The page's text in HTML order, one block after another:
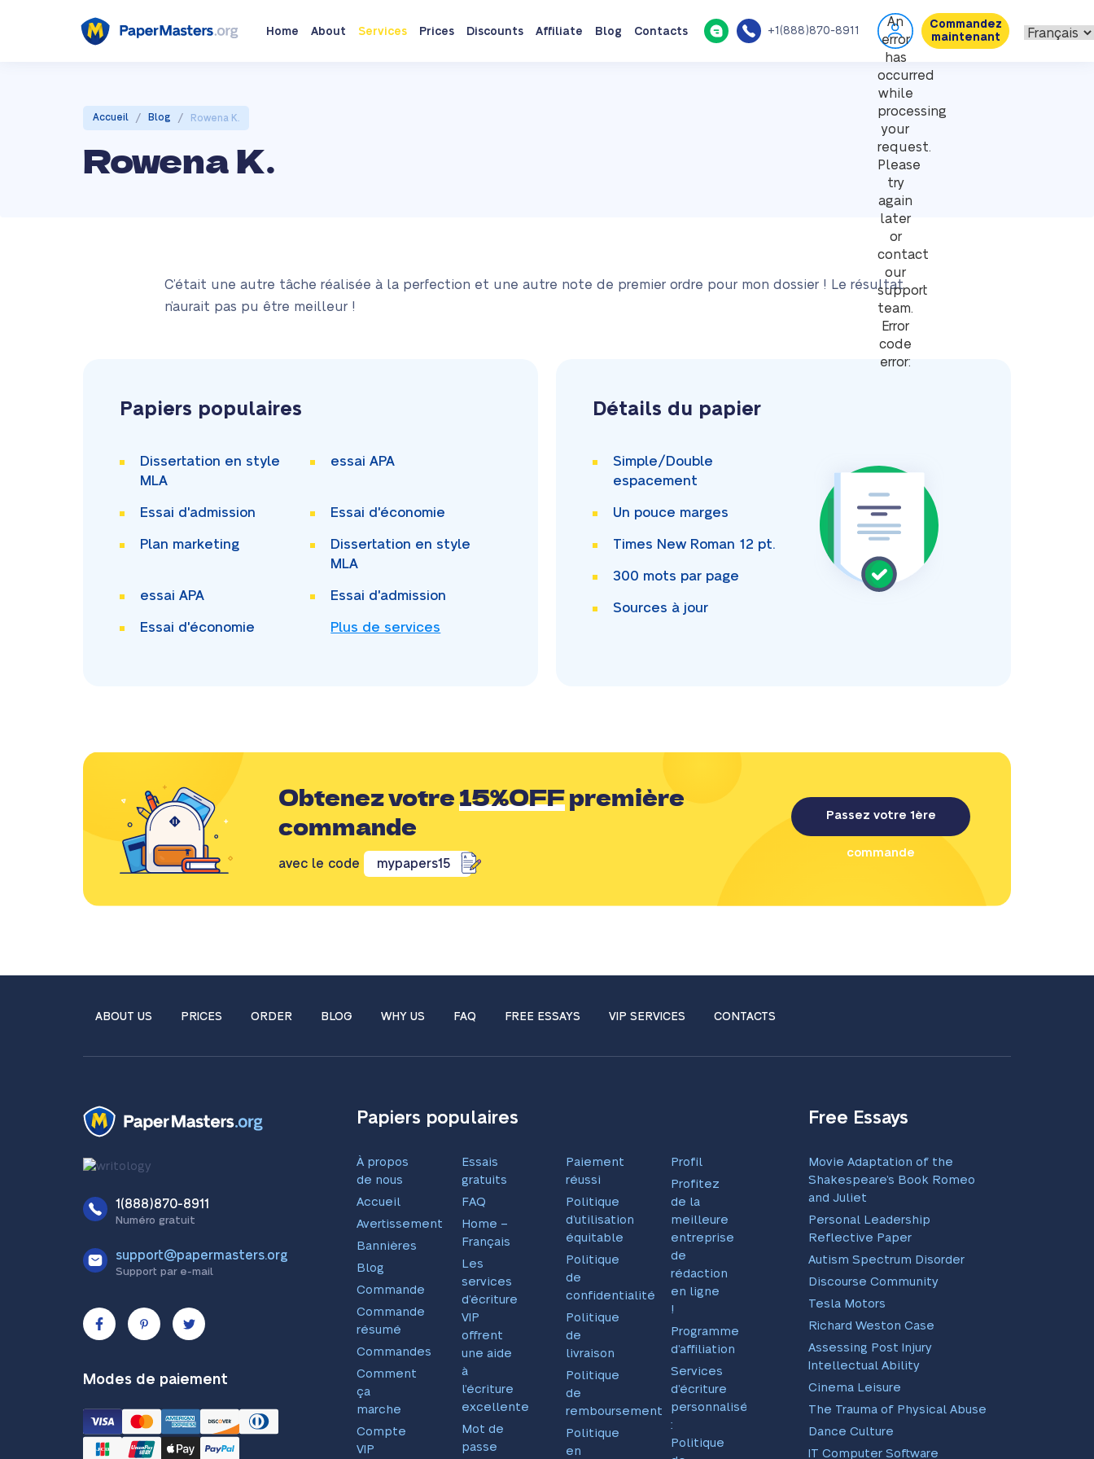
Home About Services Prices Discounts Affiliate Blog Contacts +1(888)870-8911
An
error
has
occurred
while
processing
your
request.
Please
try
again
later
or
contact
our
support
team.
Error
code
error:
Commandez
maintenant
Accueil / Blog / Rowena K.
Rowena K.
C’était une autre tâche réalisée à la perfection et une autre note de premier ordre pour mon dossier ! Le résultat
n’aurait pas pu être meilleur !
Papiers populaires
Dissertation en style
MLA
essai APA
Essai d'admission Essai d'économie
Plan marketing
Dissertation en style
MLA
essai APA Essai d'admission
Essai d'économie Plus de services
Détails du papier
Simple/Double
espacement
Un pouce marges
Times New Roman 12 pt.
300 mots par page
Sources à jour
Obtenez votre15%OFFpremière
commande
avec le code mypapers15
Passez votre 1ère
commande
ABOUT US PRICES ORDER BLOG WHY US FAQ FREE ESSAYS VIP SERVICES CONTACTS
1(888)870-8911
Numéro gratuit
support@papermasters.org
Support par e-mail
Modes de paiement
Papiers populaires
À propos
de nous
Accueil
Avertissement
Bannières
Blog
Commande
Commande
résumé
Commandes
Comment
ça
marche
Compte
VIP
Essais
gratuits
FAQ
Home –
Français
Les
services
d’écriture
VIP
offrent
une aide
à
l’écriture
excellente
Mot de
passe
Paiement
réussi
Politique
d’utilisation
équitable
Politique
de
confidentialité
Politique
de
livraison
Politique
de
remboursement
Politique
en
Profil
Profitez
de la
meilleure
entreprise
de
rédaction
en ligne
!
Programme
d’affiliation
Services
d’écriture
personnalisés
:
Politique
Free Essays
Movie Adaptation of the
Shakespeare’s Book Romeo
and Juliet
Personal Leadership
Reflective Paper
Autism Spectrum Disorder
Discourse Community
Tesla Motors
Richard Weston Case
Assessing Post Injury
Intellectual Ability
Cinema Leisure
The Trauma of Physical Abuse
Dance Culture
IT Computer Software